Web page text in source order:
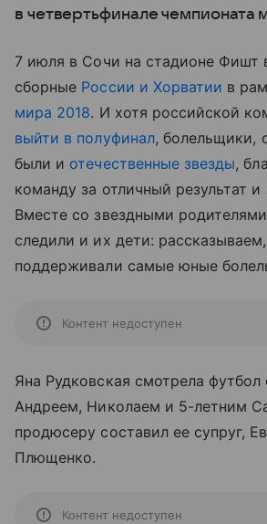
в четвертьфинале чемпионата
7 июля в Сочи на стадионе Фишт
сборные России и Хорватии в
мира 2018. И хотя российской
выйти в полуфинал, болельщики,
были и отечественные звезды,
команду за отличный результат
Вместе со звездными
следили и их дети:
поддерживали самые юные
Контент недоступен
Яна Рудковская смотрела
Андреем, Николаем и 5-летним
продюсеру составил ее супруг,
Плющенко.
Контент недоступен